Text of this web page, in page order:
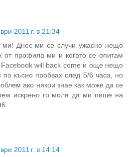
2011 г. в 21:34
ми! Днес ми се случи ужасно нещо
от профила ми и когато се опитам
Facebook will back come и още нещо
късно пробвах след 5/6 часа, но
ако някои знае как може да се
искрено го моля да ми пише на
2011 г. в 14:14